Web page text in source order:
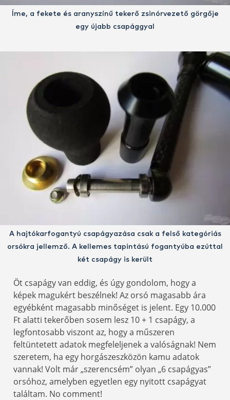
Íme, a fekete és aranyszínű tekerő zsinórvezető görgője
egy újabb csapággyal
A hajtókarfogantyú csapágyazása csak a felső kategóriás
orsókra jellemző. A kellemes tapintású fogantyúba ezúttal
két csapágy is került
Öt csapágy van eddig, és úgy gondolom, hogy a
képek magukért beszélnek! Az orsó magasabb ára
egyébként magasabb minőséget is jelent. Egy 10.000
Ft alatti tekerőben sosem lesz 10 + 1 csapágy, a
legfontosabb viszont az, hogy a műszeren
feltüntetett adatok megfeleljenek a valóságnak! Nem
szeretem, ha egy horgászeszközön kamu adatok
vannak! Volt már „szerencsém” olyan „6 csapágyas”
orsóhoz, amelyben egyetlen egy nyitott csapágyat
találtam. No comment!